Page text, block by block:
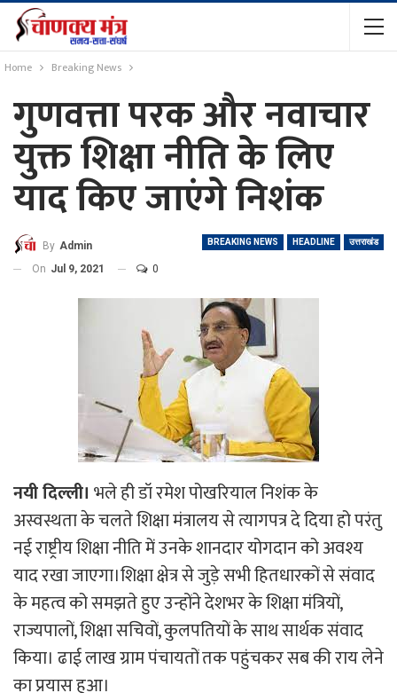
Home Breaking News
गुणवत्ता परक और नवाचार
युक्त शिक्षा नीति के लिए
याद किए जाएंगे निशंक
BREAKING NEWS HEADLINE उत्तराखंड
By Admin
On Jul 9, 2021 0
नयी दिल्ली। भले ही डॉ रमेश पोखरियाल निशंक के
अस्वस्थता के चलते शिक्षा मंत्रालय से त्यागपत्र दे दिया हो परंतु
नई राष्ट्रीय शिक्षा नीति में उनके शानदार योगदान को अवश्य
याद रखा जाएगा।शिक्षा क्षेत्र से जुड़े सभी हितधारकों से संवाद
के महत्व को समझते हुए उन्होंने देशभर के शिक्षा मंत्रियों,
राज्यपालों, शिक्षा सचिवों, कुलपतियों के साथ सार्थक संवाद
किया। ढाई लाख ग्राम पंचायतों तक पहुंचकर सब की राय लेने
का प्रयास हुआ।